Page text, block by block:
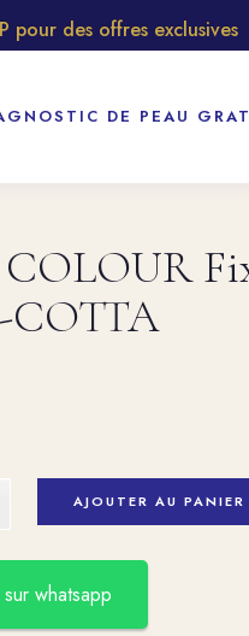
des offres exclusives
DE PEAU
COLOUR
COTTA
AJOUTER AU PANIER
whatsapp